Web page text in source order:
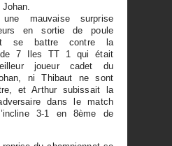
une mauvaise surprise
en sortie de poule
se battre contre la
de 7 Iles TT 1 qui était
joueur cadet du
ni Thibaut ne sont
et Arthur subissait la
dans le match
3-1 en 8ème de